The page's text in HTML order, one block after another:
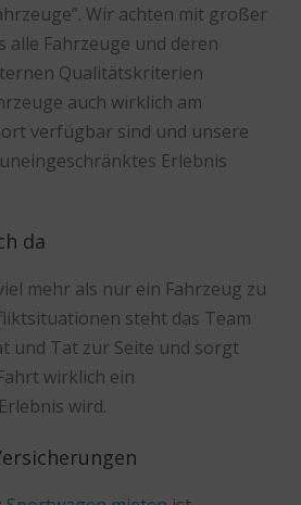
Wir achten mit großer
alle Fahrzeuge und deren
Qualitätskriterien
auch wirklich am
verfügbar sind und unsere
Erlebnis
da
mehr als nur ein Fahrzeug zu
steht das Team
und Tat zur Seite und sorgt
wirklich ein
wird.